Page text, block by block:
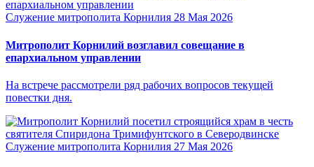
Служение митрополита Корнилия 28 Мая 2026
Митрополит Корнилий возглавил совещание в
епархиальном управлении
На встрече рассмотрели ряд рабочих вопросов текущей
повестки дня.
Служение митрополита Корнилия 27 Мая 2026